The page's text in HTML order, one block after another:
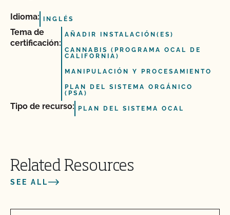
Idioma: INGLÉS
Tema de
certificación:
AÑADIR INSTALACIÓN(ES)
CANNABIS (PROGRAMA OCAL DE
CALIFORNIA)
MANIPULACIÓN Y PROCESAMIENTO
PLAN DEL SISTEMA ORGÁNICO
(PSA)
Tipo de recurso: PLAN DEL SISTEMA OCAL
Related Resources
SEE ALL